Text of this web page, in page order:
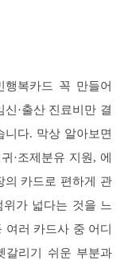
행복카드 꼭 만들어
·출산 진료비만 결
다. 막상 알아보면
·조제분유 지원, 에
의 카드로 편하게 관
가 넓다는 것을 느
러 카드사 중 어디
갈리기 쉬운 부분과